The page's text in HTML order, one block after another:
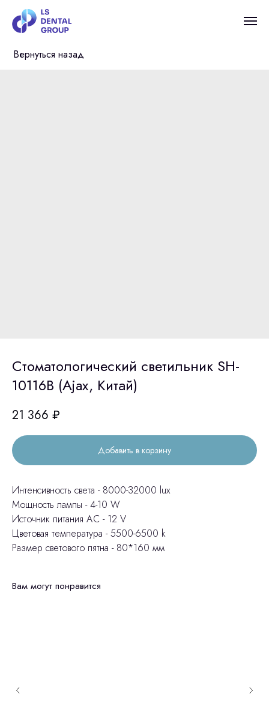
Вернуться назад
Стоматологический светильник SH-
10116B (Ajax, Китай)
21 366 ₽
Добавить в корзину
Интенсивность света - 8000-32000 lux
Мощность лампы - 4-10 W
Источник питания АС - 12 V
Цветовая температура - 5500-6500 k
Размер светового пятна - 80*160 мм
Вам могут понравится